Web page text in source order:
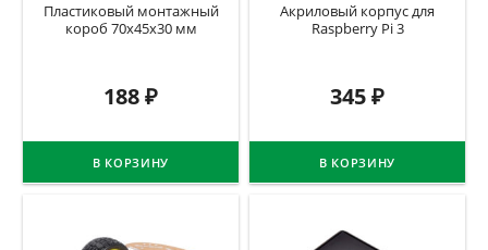
Пластиковый монтажный
короб 70х45х30 мм
188₽
В КОРЗИНУ
Акриловый корпус для
Raspberry Pi 3
345₽
В КОРЗИНУ